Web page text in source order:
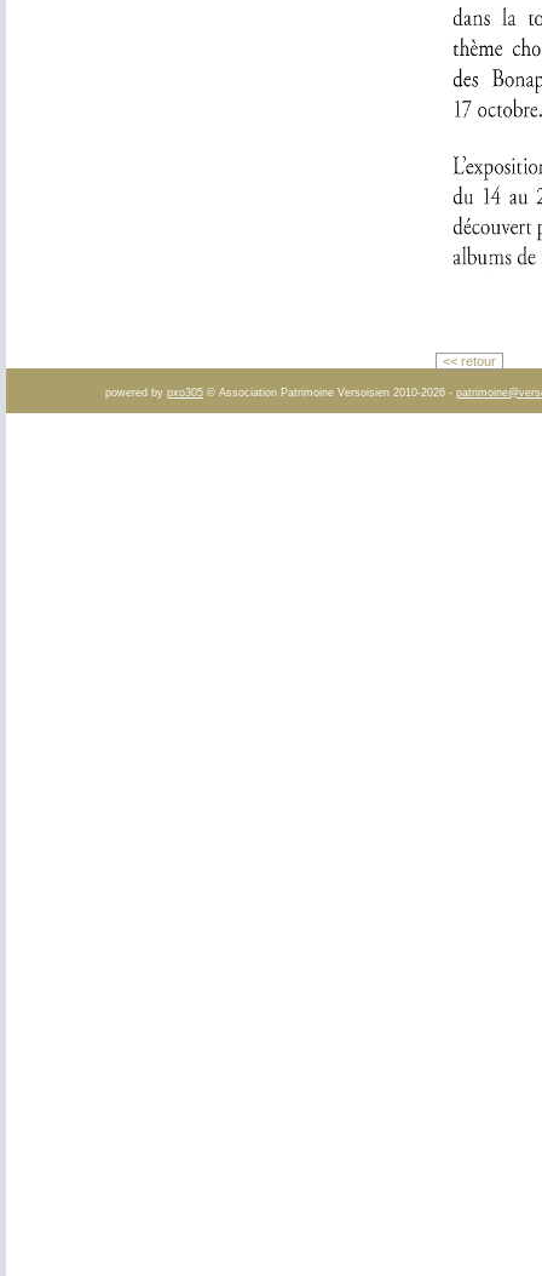
<< retour
powered by pxo305 © Association Patrimoine Versoisien 2010-2026 -